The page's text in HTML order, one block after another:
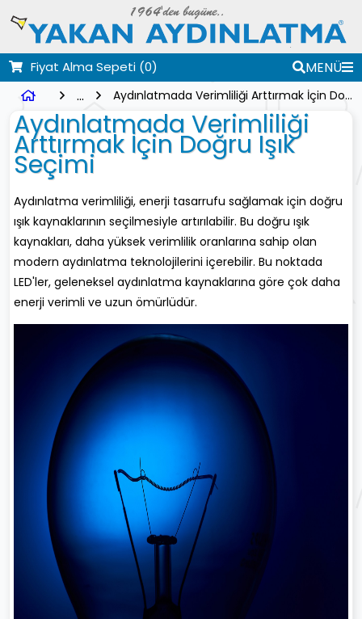
Fiyat Alma Sepeti (0)
MENÜ
...
Aydınlatmada Verimliliği Arttırmak İçin Doğru Işık Seçimi
Aydınlatmada Verimliliği
Arttırmak İçin Doğru Işık
Seçimi
Aydınlatma verimliliği, enerji tasarrufu sağlamak için doğru
ışık kaynaklarının seçilmesiyle artırılabilir. Bu doğru ışık
kaynakları, daha yüksek verimlilik oranlarına sahip olan
modern aydınlatma teknolojilerini içerebilir. Bu noktada
LED'ler, geleneksel aydınlatma kaynaklarına göre çok daha
enerji verimli ve uzun ömürlüdür.